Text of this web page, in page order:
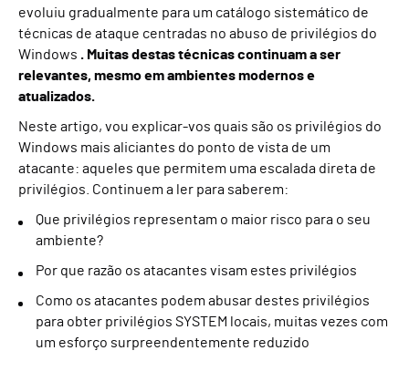
evoluiu gradualmente para um catálogo sistemático de
técnicas de ataque centradas no abuso de privilégios do
Windows . Muitas destas técnicas continuam a ser
relevantes, mesmo em ambientes modernos e
atualizados.
Neste artigo, vou explicar-vos quais são os privilégios do
Windows mais aliciantes do ponto de vista de um
atacante: aqueles que permitem uma escalada direta de
privilégios. Continuem a ler para saberem:
Que privilégios representam o maior risco para o seu
ambiente?
Por que razão os atacantes visam estes privilégios
Como os atacantes podem abusar destes privilégios
para obter privilégios SYSTEM locais, muitas vezes com
um esforço surpreendentemente reduzido